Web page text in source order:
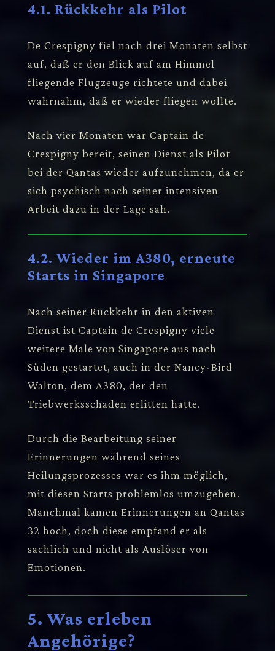
4.1. Rückkehr als Pilot
De Crespigny fiel nach drei Monaten selbst
auf, daß er den Blick auf am Himmel
fliegende Flugzeuge richtete und dabei
wahrnahm, daß er wieder fliegen wollte.
Nach vier Monaten war Captain de
Crespigny bereit, seinen Dienst als Pilot
bei der Qantas wieder aufzunehmen, da er
sich psychisch nach seiner intensiven
Arbeit dazu in der Lage sah.
4.2. Wieder im A380, erneute
Starts in Singapore
Nach seiner Rückkehr in den aktiven
Dienst ist Captain de Crespigny viele
weitere Male von Singapore aus nach
Süden gestartet, auch in der Nancy-Bird
Walton, dem A380, der den
Triebwerksschaden erlitten hatte.
Durch die Bearbeitung seiner
Erinnerungen während seines
Heilungsprozesses war es ihm möglich,
mit diesen Starts problemlos umzugehen.
Manchmal kamen Erinnerungen an Qantas
32 hoch, doch diese empfand er als
sachlich und nicht als Auslöser von
Emotionen.
5. Was erleben
Angehörige?